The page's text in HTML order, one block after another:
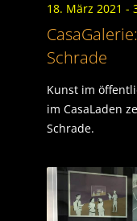
18. März 2021 -
Schrade
Kunst im
im CasaLaden
Schrade.